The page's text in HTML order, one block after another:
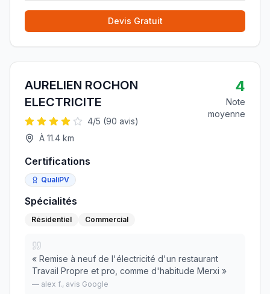
Devis Gratuit
AURELIEN ROCHON
ELECTRICITE
4/5 (90 avis)
À 11.4 km
4
Note
moyenne
Certifications
QualiPV
Spécialités
Résidentiel Commercial
« Remise à neuf de l'électricité d'un restaurant
Travail Propre et pro, comme d'habitude Merxi »
— alex f., avis Google